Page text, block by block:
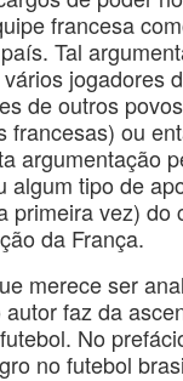
francesa
Tal
jogadores
de outros
francesas) ou
argumentação
algum tipo de
primeira vez) do
da França.
merece ser
faz da
No
no futebol